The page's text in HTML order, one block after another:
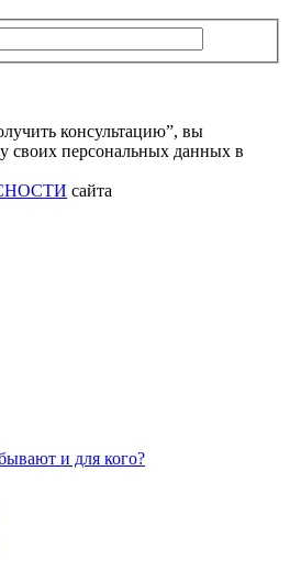
консультацию”, вы
своих персональных данных в
сайта
и для кого?